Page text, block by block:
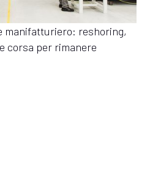
manifatturiero: reshoring,
corsa per rimanere